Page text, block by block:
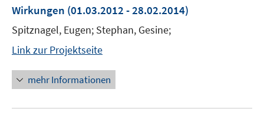
Wirkungen (01.03.2012 - 28.02.2014)
Spitznagel, Eugen; Stephan, Gesine;
Link zur Projektseite
mehr Informationen